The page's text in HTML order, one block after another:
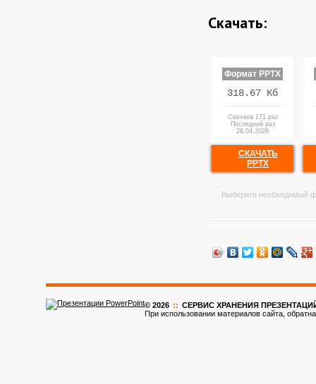
Скачать:
Формат PPTX
318.67 Кб
Скачана 171 раз
Последний раз
26.04.2026
СКАЧАТЬ
PPTX
Выберите необходимый
© 2026 :: CЕРВИС ХРАНЕНИЯ ПРЕЗЕНТАЦИЙ
При использовании материалов сайта,